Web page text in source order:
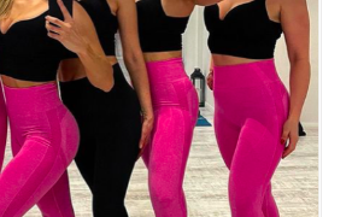
sylwetkę SHAPE FOR
swoją formę na lata!
Aktualności Studio